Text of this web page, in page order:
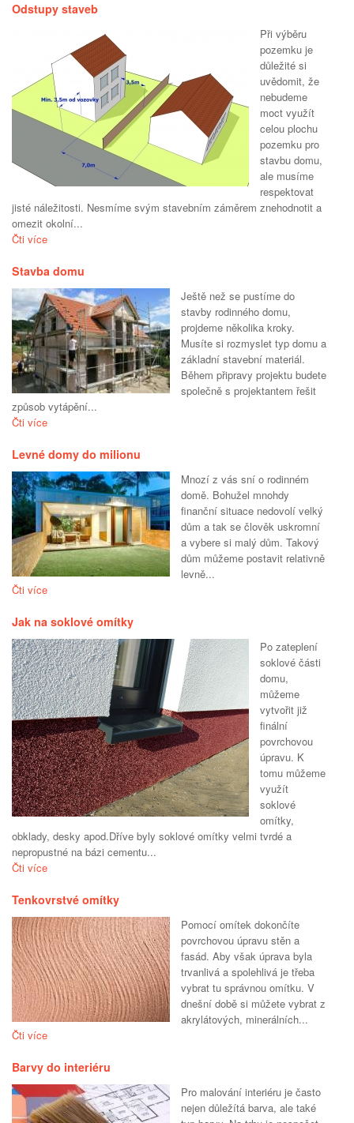
Odstupy staveb
Při výběru
pozemku je
důležité si
uvědomit, že
nebudeme
moct využít
celou plochu
pozemku pro
stavbu domu,
ale musíme
respektovat
jisté náležitosti. Nesmíme svým stavebním záměrem znehodnotit a
omezit okolní...
Čti více
Stavba domu
Ještě než se pustíme do
stavby rodinného domu,
projdeme několika kroky.
Musíte si rozmyslet typ domu a
základní stavební materiál.
Během připravy projektu budete
společně s projektantem řešit
způsob vytápění...
Čti více
Levné domy do milionu
Mnozí z vás sní o rodinném
domě. Bohužel mnohdy
finanční situace nedovolí velký
dům a tak se člověk uskromní
a vybere si malý dům. Takový
dům můžeme postavit relativně
levně...
Čti více
Jak na soklové omítky
Po zateplení
soklové části
domu,
můžeme
vytvořit již
finální
povrchovou
úpravu. K
tomu můžeme
využít
soklové
omítky,
obklady, desky apod.Dříve byly soklové omítky velmi tvrdé a
nepropustné na bázi cementu...
Čti více
Tenkovrstvé omítky
Pomocí omítek dokončíte
povrchovou úpravu stěn a
fasád. Aby však úprava byla
trvanlivá a spolehlivá je třeba
vybrat tu správnou omítku. V
dnešní době si můžete vybrat z
akrylátových, minerálních...
Čti více
Barvy do interiéru
Pro malování interiéru je často
nejen důležítá barva, ale také